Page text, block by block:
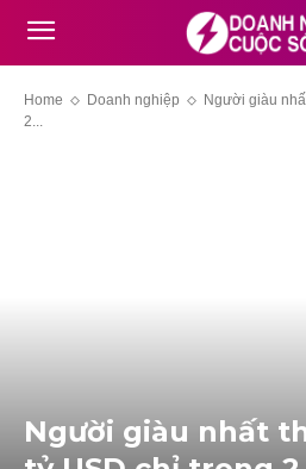
Home Doanh nghiệp
Người giàu
2...
Người giàu nhất